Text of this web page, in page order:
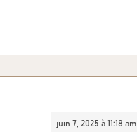
juin 7, 2025 à 11:18 am